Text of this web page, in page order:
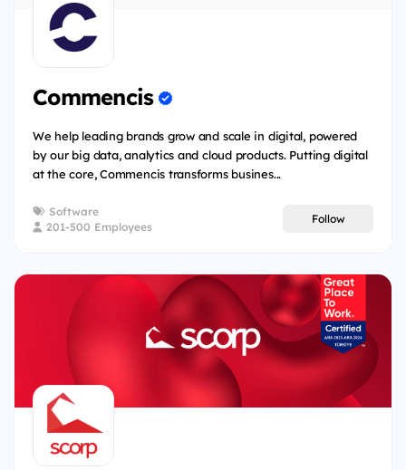
Commencis
We help leading brands grow and scale in digital, powered
by our big data, analytics and cloud products. Putting digital
at the core, Commencis transforms busines...
Software
201-500 Employees
Follow